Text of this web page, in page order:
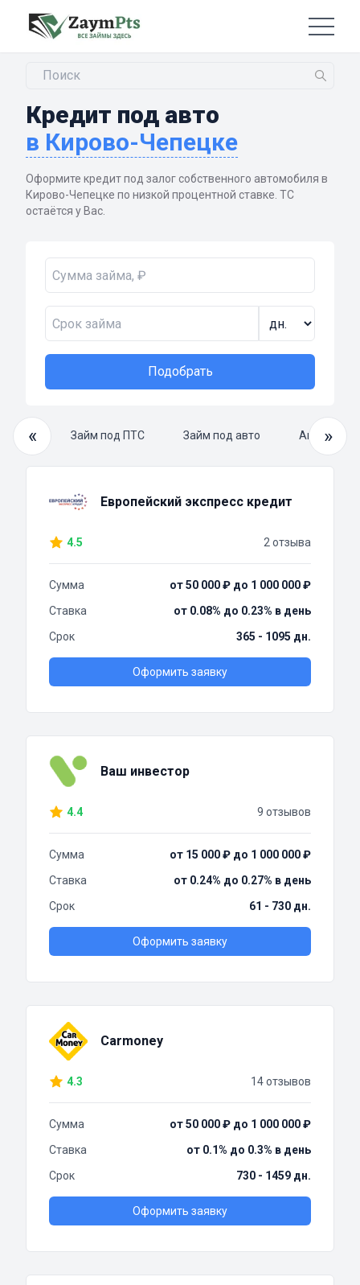
Кредит под авто
в Кирово-Чепецке
Оформите кредит под залог собственного автомобиля в
Кирово-Чепецке по низкой процентной ставке. ТС
остаётся у Вас.
Подобрать
«
займ Займ под ПТС Займ под авто »
Европейский экспресс кредит
4.5 2 отзыва
Сумма
от 50 000 ₽ до 1 000 000 ₽
Ставка
от 0.08% до 0.23% в день
Срок
365 - 1095 дн.
Оформить заявку
Ваш инвестор
4.4 9 отзывов
Сумма
от 15 000 ₽ до 1 000 000 ₽
Ставка
от 0.24% до 0.27% в день
Срок
61 - 730 дн.
Оформить заявку
Carmoney
4.3 14 отзывов
Сумма
от 50 000 ₽ до 1 000 000 ₽
Ставка
от 0.1% до 0.3% в день
Срок
730 - 1459 дн.
Оформить заявку